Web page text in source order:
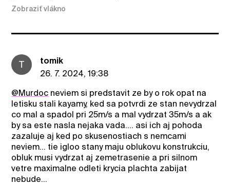
Zobraziť vlákno
T
tomik
26. 7. 2024, 19:38
@Murdoc neviem si predstavit ze by o rok opat na
letisku stali kayamy, ked sa potvrdi ze stan nevydrzal
co mal a spadol pri 25m/s a mal vydrzat 35m/s a ak
by sa este nasla nejaka vada.... asi ich aj pohoda
zazaluje aj ked po skusenostiach s nemcami
neviem... tie igloo stany maju oblukovu konstrukciu,
obluk musi vydrzat aj zemetrasenie a pri silnom
vetre maximalne odleti krycia plachta zabijat
nebude...